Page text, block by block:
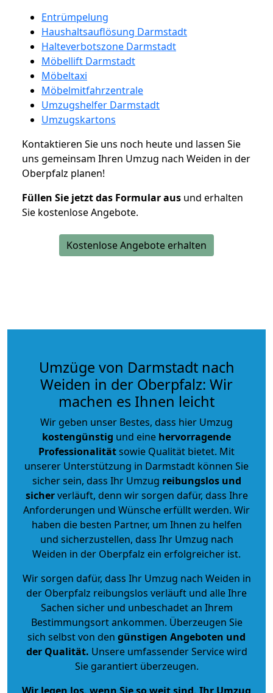
Entrümpelung
Haushaltsauflösung Darmstadt
Halteverbotszone Darmstadt
Möbellift Darmstadt
Möbeltaxi
Möbelmitfahrzentrale
Umzugshelfer Darmstadt
Umzugskartons
Kontaktieren Sie uns noch heute und lassen Sie
uns gemeinsam Ihren Umzug nach Weiden in der
Oberpfalz planen!
Füllen Sie jetzt das Formular aus und erhalten
Sie kostenlose Angebote.
Kostenlose Angebote erhalten
Umzüge von Darmstadt nach
Weiden in der Oberpfalz: Wir
machen es Ihnen leicht
Wir geben unser Bestes, dass hier Umzug
kostengünstig und eine hervorragende
Professionalitätsowie Qualität bietet. Mit
unserer Unterstützung in Darmstadt können Sie
sicher sein, dass Ihr Umzug reibungslos und
sicherverläuft, denn wir sorgen dafür, dass Ihre
Anforderungen und Wünsche erfüllt werden. Wir
haben die besten Partner, um Ihnen zu helfen
und sicherzustellen, dass Ihr Umzug nach
Weiden in der Oberpfalz ein erfolgreicher ist.
Wir sorgen dafür, dass Ihr Umzug nach Weiden in
der Oberpfalz reibungslos verläuft und alle Ihre
Sachen sicher und unbeschadet an Ihrem
Bestimmungsort ankommen. Überzeugen Sie
sich selbst von den günstigen Angeboten und
der Qualität. Unsere umfassender Service wird
Sie garantiert überzeugen.
Wir legen los, wenn Sie so weit sind, Ihr Umzug